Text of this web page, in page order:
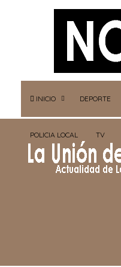
INICIO DEPORTE
POLICIA LOCAL TV